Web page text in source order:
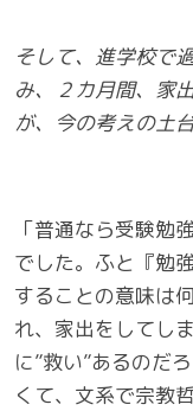
そして、進学校で
み、２カ月間、家
が、今の考えの土
「普通なら受験勉
でした。ふと『勉
することの意味は
れ、家出をしてし
に”救い”あるのだ
くて、文系で宗教